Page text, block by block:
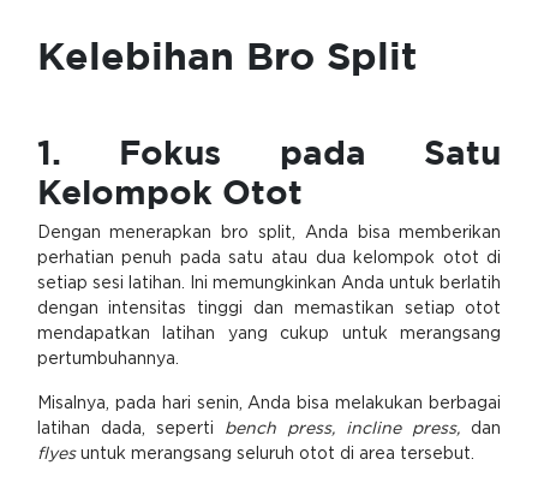
Kelebihan Bro Split
1. Fokus pada Satu
Kelompok Otot
Dengan menerapkan bro split, Anda bisa memberikan
perhatian penuh pada satu atau dua kelompok otot di
setiap sesi latihan. Ini memungkinkan Anda untuk berlatih
dengan intensitas tinggi dan memastikan setiap otot
mendapatkan latihan yang cukup untuk merangsang
pertumbuhannya.
Misalnya, pada hari senin, Anda bisa melakukan berbagai
latihan dada, seperti bench press, incline press, dan
flyesuntuk merangsang seluruh otot di area tersebut.